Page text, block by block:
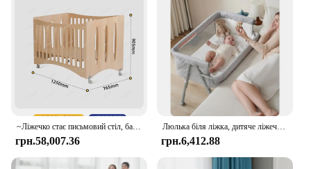
грн.58,007.36
Люлька біля ліжка, дитяче ліжечко для новонароджених, спальне ліжечко біля ліжечка з 4 автоматичними блокуваннями та регульованою висотою, дихаюча сітка
грн.6,412.88